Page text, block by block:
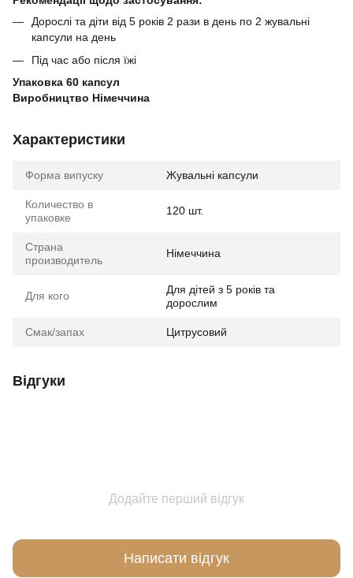
Дорослі та діти від 5 років 2 рази в день по 2 жувальні
капсули на день
Під час або після їжі
Упаковка 60 капсул
Виробництво Німеччина
Характеристики
Форма випуску Жувальні капсули
Количество в
упаковке
120 шт.
Страна
производитель
Німеччина
Для кого
Для дітей з 5 років та
дорослим
Смак/запах Цитрусовий
Відгуки
Додайте перший відгук
Написати відгук